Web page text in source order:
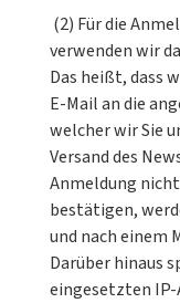
(2) Für die
verwenden wir
Das heißt, dass
E-Mail an die
welcher wir Sie
Versand des
Anmeldung
bestätigen,
und nach einem
Darüber hinaus
eingesetzten IP-